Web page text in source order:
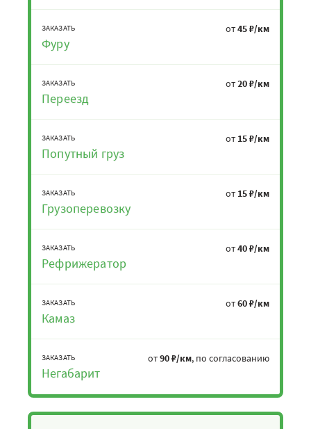
ЗАКАЗАТЬ
Фуру
от45 ₽/км
ЗАКАЗАТЬ
Переезд
от20 ₽/км
ЗАКАЗАТЬ
Попутный груз
от 15 ₽/км
ЗАКАЗАТЬ
Грузоперевозку
от 15 ₽/км
ЗАКАЗАТЬ
Рефрижератор
от40 ₽/км
ЗАКАЗАТЬ
Камаз
от60 ₽/км
ЗАКАЗАТЬ
Негабарит
от90 ₽/км, по согласованию